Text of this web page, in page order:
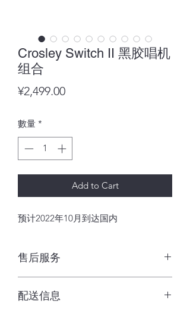
Crosley Switch II 黑胶唱机
组合
¥2,499.00價
數量 *
Add to Cart
预计2022年10月到达国内
售后服务
配送信息